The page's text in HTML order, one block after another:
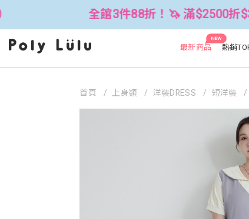
全館3件88折！🦄 滿$2500折$300 (可累
NEW
最新商品 熱銷
首頁 上身類 洋裝DRESS 短洋裝